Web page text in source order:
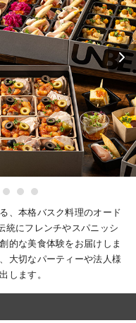
、本格バスク料理のオード
統にフレンチやスパニッシ
的な美食体験をお届けしま
大切なパーティーや法人様
します。